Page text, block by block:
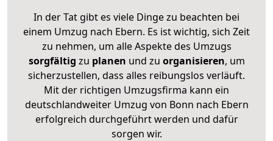
In der Tat gibt es viele Dinge zu beachten bei
einem Umzug nach Ebern. Es ist wichtig, sich Zeit
zu nehmen, um alle Aspekte des Umzugs
sorgfältig zu planen und zu organisieren, um
sicherzustellen, dass alles reibungslos verläuft.
Mit der richtigen Umzugsfirma kann ein
deutschlandweiter Umzug von Bonn nach Ebern
erfolgreich durchgeführt werden und dafür
sorgen wir.